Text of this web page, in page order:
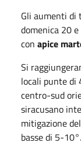
Gli aumenti di
domenica 20
con apice
Si
locali punte di
centro-sud
siracusano
mitigazione
basse di 5-